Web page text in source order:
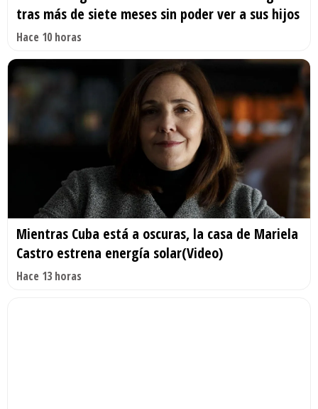
tras más de siete meses sin poder ver a sus hijos
Hace 10 horas
Mientras Cuba está a oscuras, la casa de Mariela
Castro estrena energía solar(Video)
Hace 13 horas